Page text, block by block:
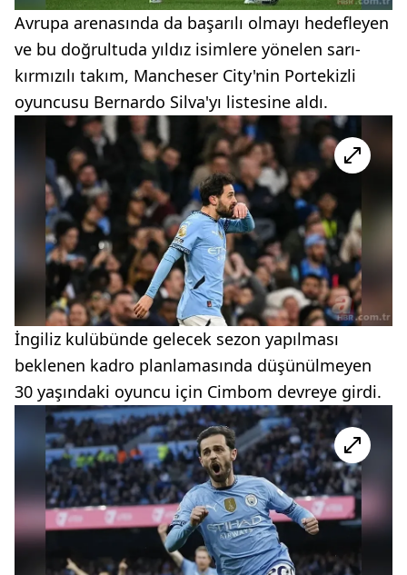
Avrupa arenasında da başarılı olmayı hedefleyen
ve bu doğrultuda yıldız isimlere yönelen sarı-
kırmızılı takım, Mancheser City'nin Portekizli
oyuncusu Bernardo Silva'yı listesine aldı.
İngiliz kulübünde gelecek sezon yapılması
beklenen kadro planlamasında düşünülmeyen
30 yaşındaki oyuncu için Cimbom devreye girdi.